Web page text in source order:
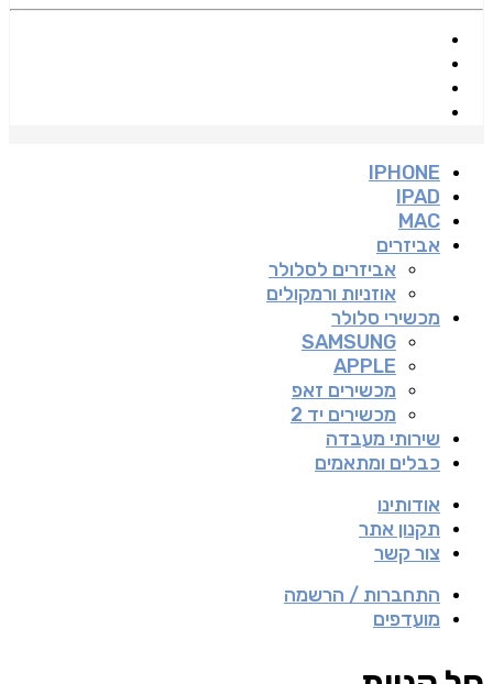
IPHONE
IPAD
MAC
אביזרים
אביזרים לסלולר
אוזניות ורמקולים
מכשירי סלולר
SAMSUNG
APPLE
מכשירים זאפ
מכשירים יד 2
שירותי מעבדה
כבלים ומתאמים
אודותינו
תקנון אתר
צור קשר
התחברות / הרשמה
מועדפים